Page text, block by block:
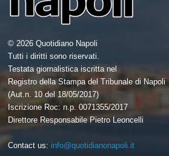
© 2026 Quotidiano Napoli
Tutti i diritti sono riservati.
Testata giornalistica iscritta nel
Registro della Stampa del Tribunale di Napoli
(Aut.n. 10 del 18/05/2017)
Iscrizione Roc: n.p. 0071355/2017
Direttore Responsabile Pietro Leoncelli
Contact us: info@quotidianonapoli.it